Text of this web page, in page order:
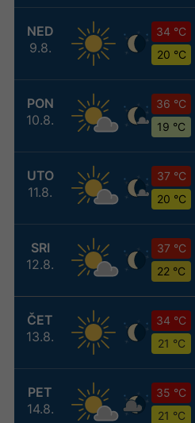
NED
9.8.
34 °C
20 °C
PON
10.8.
36 °C
19 °C
UTO
11.8.
37 °C
20 °C
SRI
12.8.
37 °C
22 °C
ČET
13.8.
34 °C
21 °C
PET
14.8.
35 °C
21 °C